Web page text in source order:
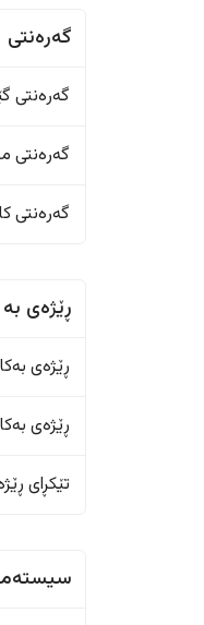
گەرەنتی
گەرەنتی
گەرەنتی
گەرەنتی
ڕێژەى
ڕێژەى
ڕێژەى
تێکڕای